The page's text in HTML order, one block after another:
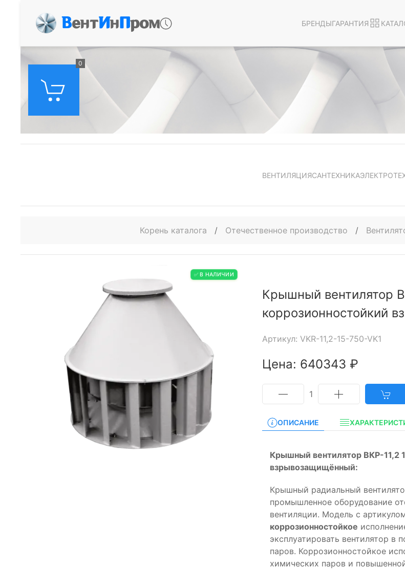
ВентИнПром БРЕНДЫГАРАНТИЯ
0
ВЕНТИЛЯЦИЯСАНТЕХНИКА
Корень каталога / Отечественное производство /
✅ В НАЛИЧИИ
Крышный вентилятор
коррозионностойкий
Артикул: VKR-11,2-15-750-VK1
Цена: 640343 ₽
1
ОПИСАНИЕ
Крышный вентилятор ВКР-11,2
взрывозащищённый:
Крышный радиальный
промышленное оборудование
вентиляции. Модель с
коррозионностойкое
эксплуатировать вентилятор
паров. Коррозионностойкое
химических паров и